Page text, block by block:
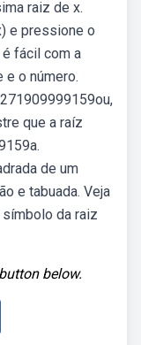
raiz de x.
e pressione o
é fácil com a
e o número.
que a raíz
de um
e tabuada. Veja
da raiz
below.